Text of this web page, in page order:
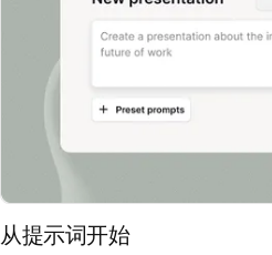
从提示词开始